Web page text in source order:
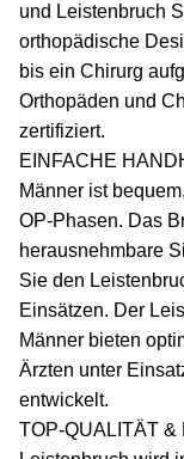
und Leistenbruch
orthopädische
bis ein Chirurg
Orthopäden und
zertifiziert.
EINFACHE
Männer ist
OP-Phasen. Das
herausnehmbare
Sie den
Einsätzen. Der
Männer bieten
Ärzten unter
entwickelt.
TOP-QUALITÄT &